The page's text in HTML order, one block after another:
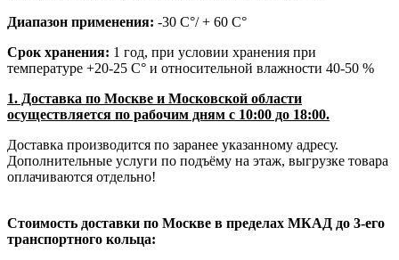
Диапазон применения: -30 С°/ + 60 С°
Срок хранения: 1 год, при условии хранения при
температуре +20-25 С° и относительной влажности 40-50 %
1. Доставка по Москве и Московской области
осуществляется по рабочим дням с 10:00 до 18:00.
Доставка производится по заранее указанному адресу.
Дополнительные услуги по подъёму на этаж, выгрузке товара
оплачиваются отдельно!
Стоимость доставки по Москве в пределах МКАД до 3-его
транспортного кольца: